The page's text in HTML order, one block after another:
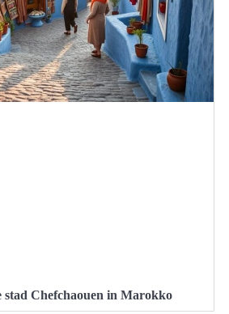
Chefchaouen in Marokko